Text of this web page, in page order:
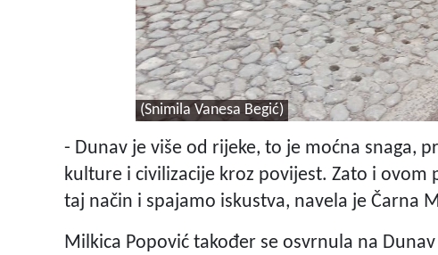
(Snimila Vanesa Begić)
- Dunav je više od rijeke, to je moćna snaga,
kulture i civilizacije kroz povijest. Zato i
taj način i spajamo iskustva, navela je Čarna
Milkica Popović također se osvrnula na